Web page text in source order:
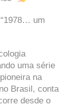
um
uma série
na
Brasil, conta
desde o